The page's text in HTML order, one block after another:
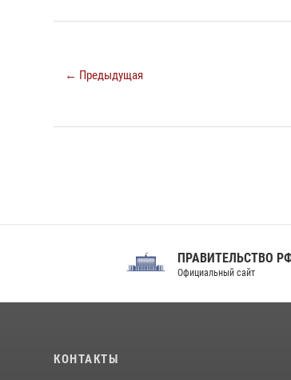
← Предыдущая
ПРАВИТЕЛЬСТВО РФ
Официальный сайт
КОНТАКТЫ